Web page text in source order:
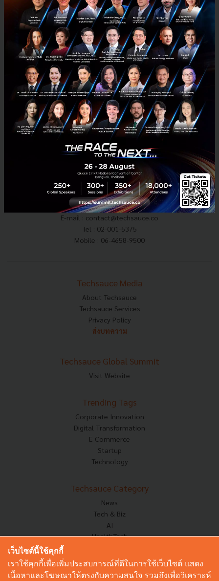
ศูนย์วิจัยกสิกรไทย ปรับลดประมาณการเศรษฐกิจไทยปี 64 อยู่ที่
-0.5% ผลจากโควิด-19 ที่ระบาดหนัก และมาตรการล็อกดาวน์
ศูนย์วิจัยกสิกรไทย เผยเศรษฐกิจไทยในครึ่งแรกของปี 2564 ขยายตัวได้ดี
กว่าที่คาด แต่โควิด-19 ที่รุนแรงรวมทั้งมาตรการล็อกดาวน์ มีผลต่อ
เศรษฐกิจมากกว่าที่คาด ปรับลดประมาณการเศรษฐกิจปี 64 ...
สิงหาคม 17, 2021| By Techsauce Team
PR News GDP COVID-19 Thailand Economy Kasaikorn Research Center
E-mail : contact@techsauce.co
Tel : 02-001-5375
Mobile : 06-4658-9500
Techsauce Media
About Techsauce
Techsauce Services
Privacy Policy
ส่งบทความ
Techsauce Global Summit
Visit Website
Trending Tags
Corporate Innovation
Digital Transformation
E-Commerce
Startup
Technology
Techsauce Category
News
Tech & Biz
AI
HealthTech
Corp Innov
Saucy Thoughts
เว็บไซต์นี้ใช้คุกกี้
เราใช้คุกกี้เพื่อเพิ่มประสบการณ์ที่ดีในการใช้เว็บไซต์ แสดง
เนื้อหาและโฆษณาให้ตรงกับความสนใจ รวมถึงเพื่อวิเคราะห์